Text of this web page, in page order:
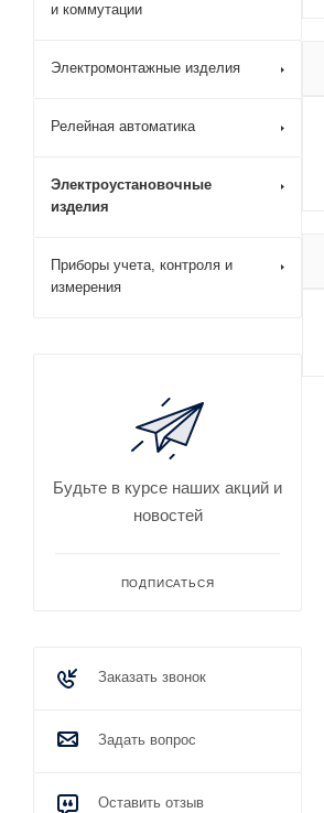
и коммутации
Электромонтажные изделия
Релейная автоматика
Электроустановочные
изделия
Приборы учета, контроля и
измерения
Будьте в курсе наших акций и
новостей
ПОДПИСАТЬСЯ
Заказать звонок
Задать вопрос
Оставить отзыв